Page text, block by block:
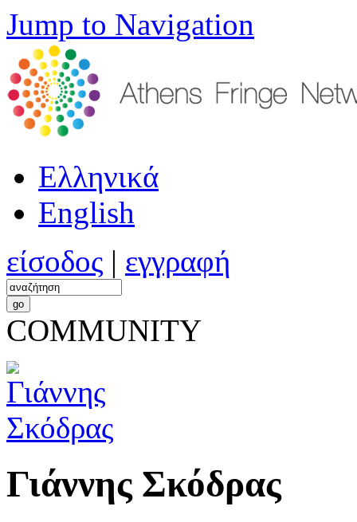
Jump to Navigation
Ελληνικά
English
είσοδος | εγγραφή
COMMUNITY
Γιάννης Σκόδρας